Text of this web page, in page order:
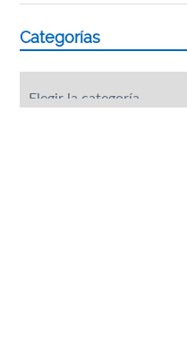
Categorías